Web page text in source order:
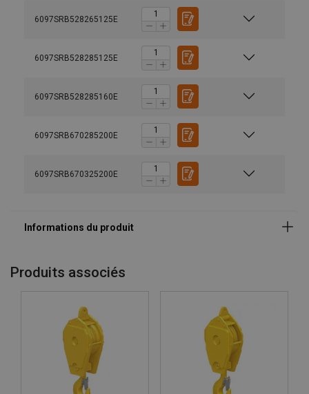
6097SRB528265125E
6097SRB528285125E
6097SRB528285160E
6097SRB670285200E
6097SRB670325200E
Matériau:
Plage de température d'utilisation:
Produits associés